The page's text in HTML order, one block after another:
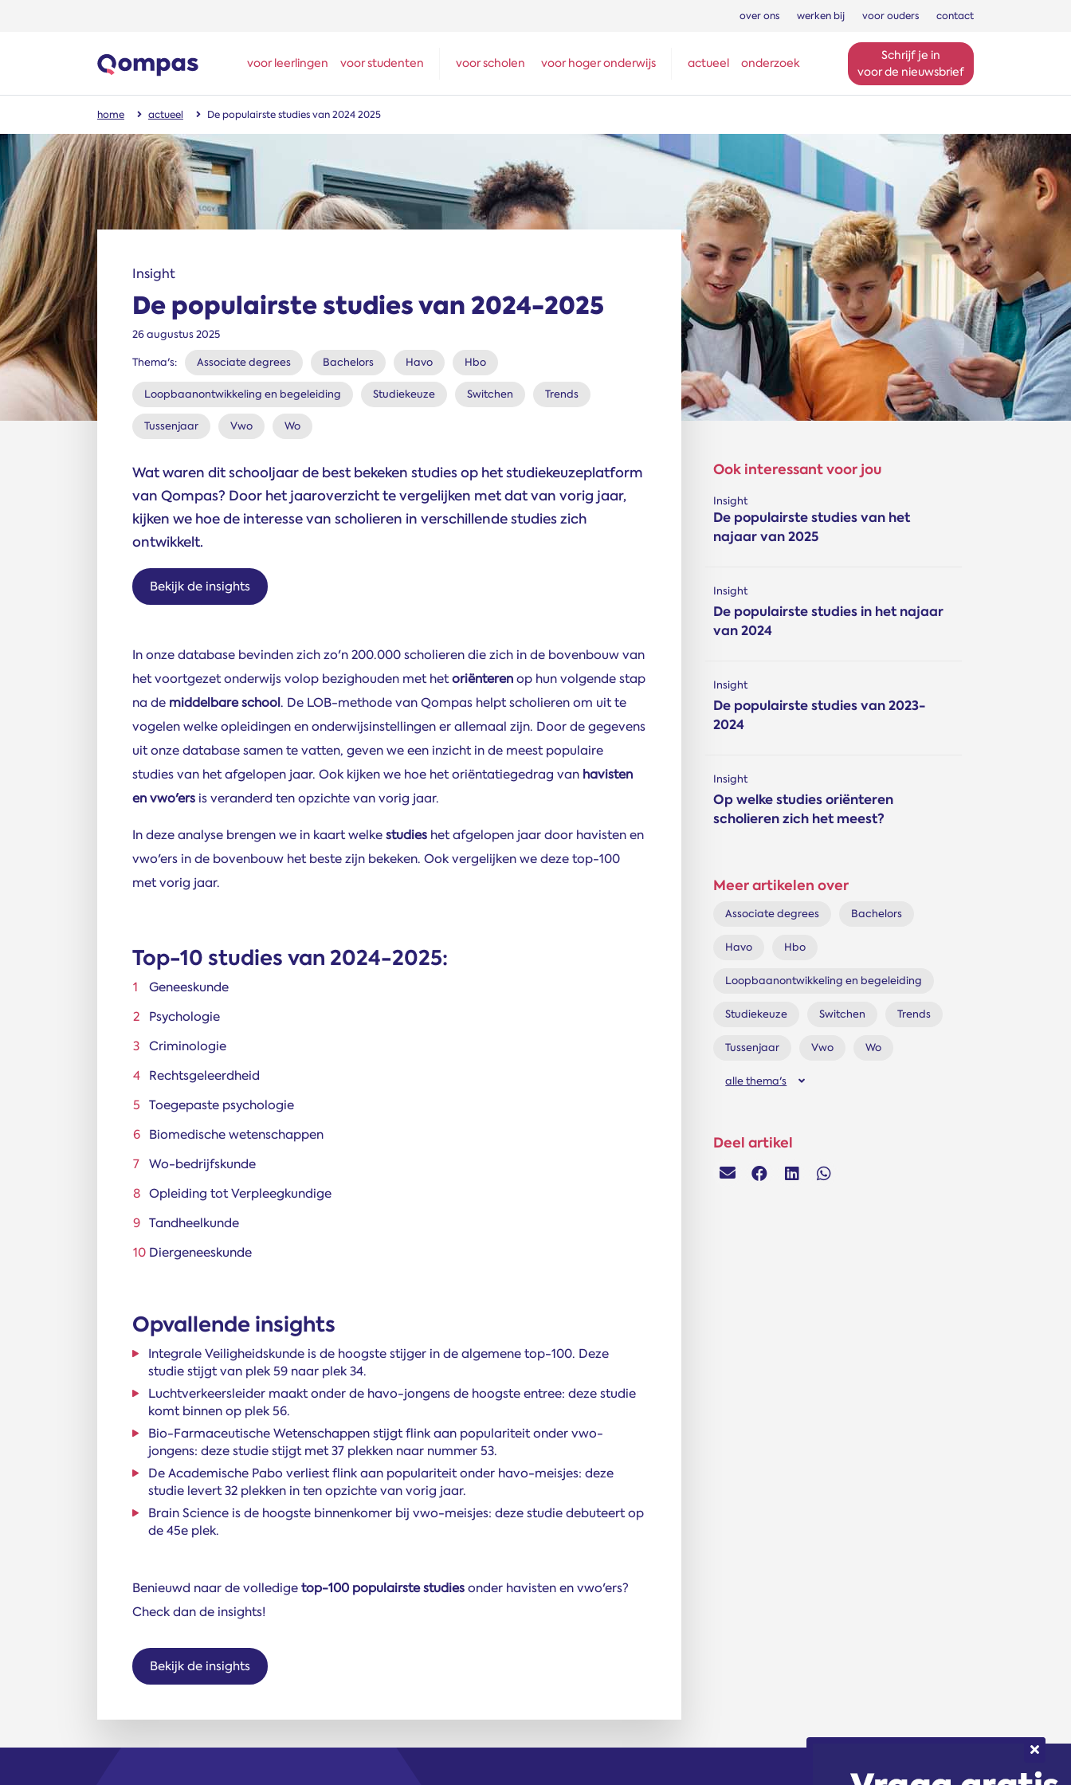
over ons werken bij voor ouders contact
voor leerlingen voor studenten voor scholen voor hoger onderwijs actueel onderzoek
Schrijf je in
voor de nieuwsbrief
home actueel De populairste studies van 2024 2025
Insight
De populairste studies van 2024-2025
26 augustus 2025
Thema's: Associate degrees Bachelors Havo Hbo
Loopbaanontwikkeling en begeleiding Studiekeuze Switchen Trends
Tussenjaar Vwo Wo
Wat waren dit schooljaar de best bekeken studies op het studiekeuzeplatform
van Qompas? Door het jaaroverzicht te vergelijken met dat van vorig jaar,
kijken we hoe de interesse van scholieren in verschillende studies zich
ontwikkelt.
Bekijk de insights
In onze database bevinden zich zo'n 200.000 scholieren die zich in de bovenbouw van
het voortgezet onderwijs volop bezighouden met hetoriënterenop hun volgende stap
na de middelbare school. De LOB-methode van Qompas helpt scholieren om uit te
vogelen welke opleidingen en onderwijsinstellingen er allemaal zijn. Door de gegevens
uit onze database samen te vatten, geven we een inzicht in de meest populaire
studies van het afgelopen jaar. Ook kijken we hoe het oriëntatiegedrag van havisten
en vwo'ers is veranderd ten opzichte van vorig jaar.
In deze analyse brengen we in kaart welkestudies het afgelopen jaar door havisten en
vwo'ers in de bovenbouw het beste zijn bekeken. Ook vergelijken we deze top-100
met vorig jaar.
Top-10 studies van 2024-2025:
Geneeskunde
Psychologie
Criminologie
Rechtsgeleerdheid
Toegepaste psychologie
Biomedische wetenschappen
Wo-bedrijfskunde
Opleiding tot Verpleegkundige
Tandheelkunde
Diergeneeskunde
Opvallende insights
Integrale Veiligheidskunde is de hoogste stijger in de algemene top-100. Deze
studie stijgt van plek 59 naar plek 34.
Luchtverkeersleider maakt onder de havo-jongens de hoogste entree: deze studie
komt binnen op plek 56.
Bio-Farmaceutische Wetenschappen stijgt flink aan populariteit onder vwo-
jongens: deze studie stijgt met 37 plekken naar nummer 53.
De Academische Pabo verliest flink aan populariteit onder havo-meisjes: deze
studie levert 32 plekken in ten opzichte van vorig jaar.
Brain Science is de hoogste binnenkomer bij vwo-meisjes: deze studie debuteert op
de 45e plek.
Benieuwd naar de volledigetop-100 populairste studiesonder havisten en vwo'ers?
Check dan de insights!
Bekijk de insights
Ook interessant voor jou
Insight
De populairste studies van het
najaar van 2025
Insight
De populairste studies in het najaar
van 2024
Insight
De populairste studies van 2023-
2024
Insight
Op welke studies oriënteren
scholieren zich het meest?
Meer artikelen over
Associate degrees Bachelors
Havo Hbo
Loopbaanontwikkeling en begeleiding
Studiekeuze Switchen Trends
Tussenjaar Vwo Wo
alle thema's
Deel artikel